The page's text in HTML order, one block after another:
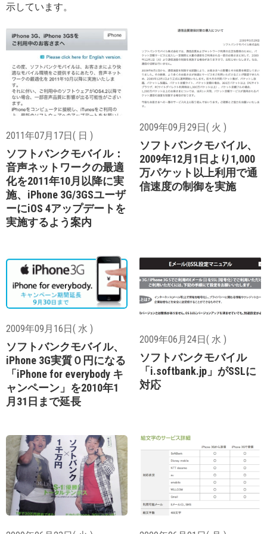
示しています。
2011年07月17日( 日 )
ソフトバンクモバイル：
音声ネットワークの最適
化を2011年10月以降に実
施、iPhone 3G/3GSユーザ
ーにiOS 4アップデートを
実施するよう案内
2009年09月29日( 火 )
ソフトバンクモバイル、
2009年12月1日より1,000
万パケット以上利用で通
信速度の制御を実施
2009年09月16日( 水 )
ソフトバンクモバイル、
iPhone 3G実質０円になる
「iPhone for everybody キ
ャンペーン」を2010年1
月31日まで延長
2009年06月24日( 水 )
ソフトバンクモバイル
「i.softbank.jp」がSSLに
対応